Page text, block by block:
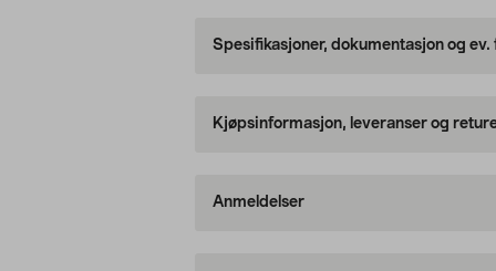
Spesifikasjoner, dokumentasjon og
Kjøpsinformasjon, leveranser og
Anmeldelser